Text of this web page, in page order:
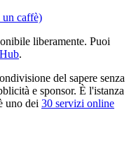
caffè)
liberamente. Puoi
.
del sapere senza
e sponsor. È l'istanza
uno dei 30 servizi online